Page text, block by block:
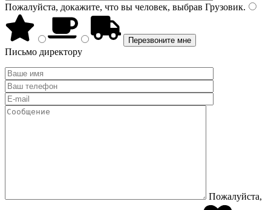
Пожалуйста, докажите, что вы человек, выбрав Грузовик.
Письмо директору
Пожалуйста,